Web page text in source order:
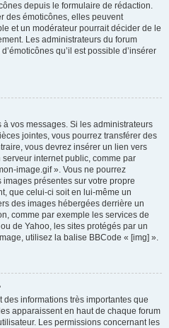
depuis le formulaire de rédaction.
des émoticônes, elles peuvent
et un modérateur pourrait décider de le
Les administrateurs du forum
qu’il est possible d’insérer
vos messages. Si les administrateurs
jointes, vous pourrez transférer des
vous devrez insérer un lien vers
internet public, comme par
image.gif ». Vous ne pourrez
présentes sur votre propre
que celui-ci soit en lui-même un
des images hébergées derrière un
comme par exemple les services de
de Yahoo, les sites protégés par un
utilisez la balise BBCode « [img] ».
informations très importantes que
apparaissent en haut de chaque forum
Les permissions concernant les